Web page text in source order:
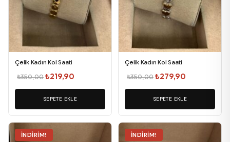
Çelik Kadın Kol Saati
₺350,00Orijinal
fiyat:
₺350,00.
₺219,90
andaki
fiyat:
₺219,90.
SEPETE EKLE
Çelik Kadın Kol Saati
₺350,00Orijinal
fiyat:
₺350,00.
₺279,90
andaki
fiyat:
₺279,90.
SEPETE EKLE
İNDIRIM! İNDIRIM!